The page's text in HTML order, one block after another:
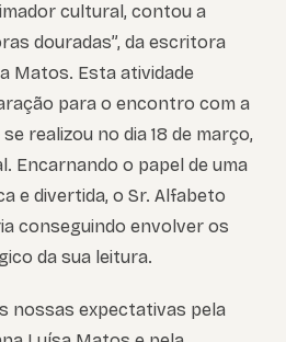
cultural, contou a
douradas”, da escritora
Matos. Esta atividade
para o encontro com a
realizou no dia 18 de março,
Encarnando o papel de uma
e divertida, o Sr. Alfabeto
conseguindo envolver os
da sua leitura.
nossas expectativas pela